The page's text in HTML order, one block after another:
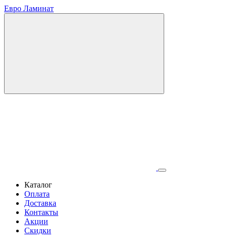
Евро Ламинат
Каталог
Оплата
Доставка
Контакты
Акции
Скидки